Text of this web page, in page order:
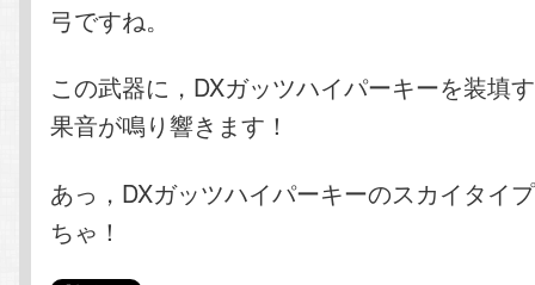
弓ですね。
この武器に，DXガッツハイパーキーを装填
果音が鳴り響きます！
あっ，DXガッツハイパーキーのスカイタイ
ちゃ！